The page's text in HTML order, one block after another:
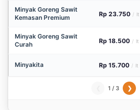
Minyak Goreng Sawit
Kemasan Premium
Rp 23.750 / lt
Minyak Goreng Sawit
Curah
Rp 18.500 / lt
Minyakita Rp 15.700 / lt
1 / 3 ❯